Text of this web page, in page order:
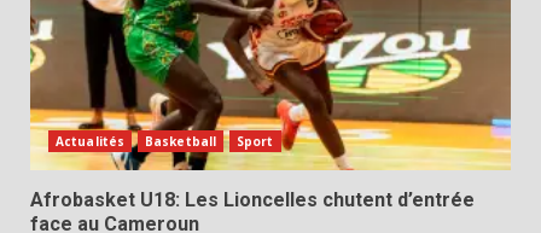
Actualités Basketball Sport
Afrobasket U18: Les Lioncelles chutent d’entrée
face au Cameroun